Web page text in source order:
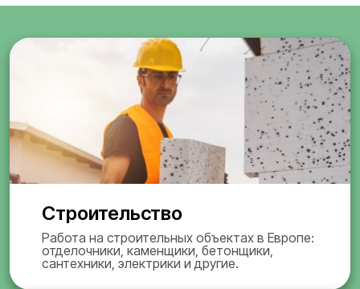
Строительство
Работа на строительных объектах в Европе:
отделочники, каменщики, бетонщики,
сантехники, электрики и другие.